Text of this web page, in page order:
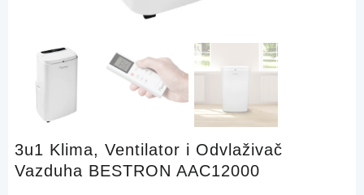
3u1 Klima, Ventilator i Odvlaživač
Vazduha BESTRON AAC12000